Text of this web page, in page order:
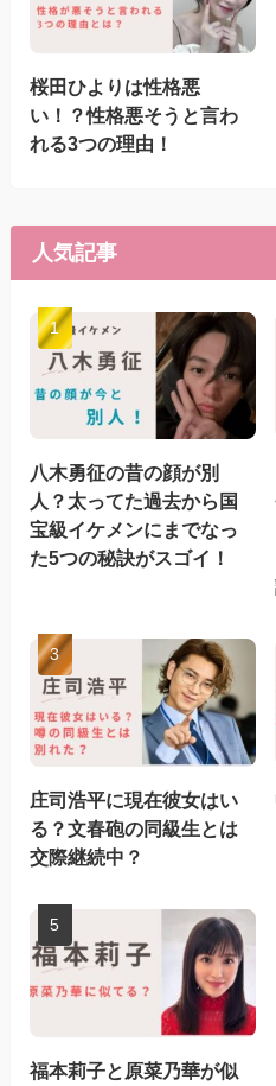
桜田ひよりは性格悪
い！？性格悪そうと言わ
れる3つの理由！
人気記事
八木勇征の昔の顔が別
人？太ってた過去から国
宝級イケメンにまでなっ
た5つの秘訣がスゴイ！
庄司浩平に現在彼女はい
る？文春砲の同級生とは
交際継続中？
福本莉子と原菜乃華が似